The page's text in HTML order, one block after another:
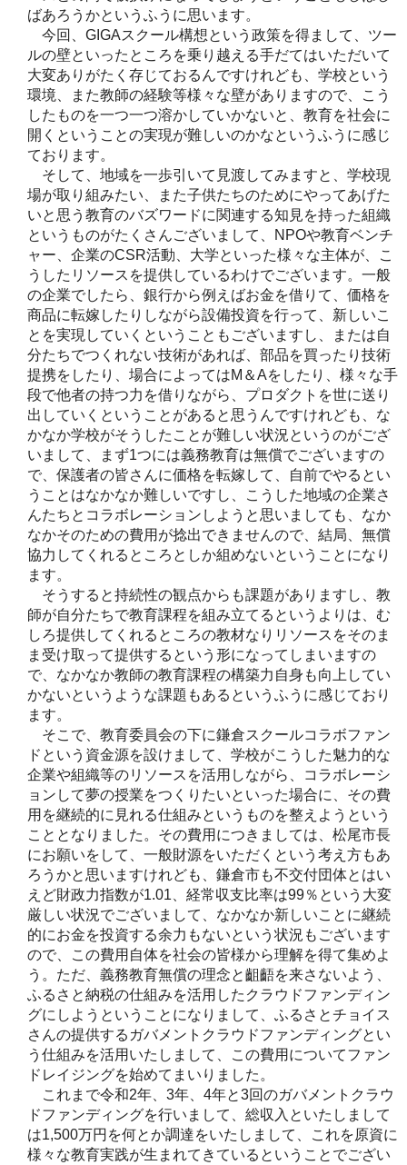
ばあろうかというふうに思います。
今回、GIGAスクール構想という政策を得まして、ツー
ルの壁といったところを乗り越える手だてはいただいて
大変ありがたく存じておるんですけれども、学校という
環境、また教師の経験等様々な壁がありますので、こう
したものを一つ一つ溶かしていかないと、教育を社会に
開くということの実現が難しいのかなというふうに感じ
ております。
そして、地域を一歩引いて見渡してみますと、学校現
場が取り組みたい、また子供たちのためにやってあげた
いと思う教育のバズワードに関連する知見を持った組織
というものがたくさんございまして、NPOや教育ベンチ
ャー、企業のCSR活動、大学といった様々な主体が、こ
うしたリソースを提供しているわけでございます。一般
の企業でしたら、銀行から例えばお金を借りて、価格を
商品に転嫁したりしながら設備投資を行って、新しいこ
とを実現していくということもございますし、または自
分たちでつくれない技術があれば、部品を買ったり技術
提携をしたり、場合によってはM＆Aをしたり、様々な手
段で他者の持つ力を借りながら、プロダクトを世に送り
出していくということがあると思うんですけれども、な
かなか学校がそうしたことが難しい状況というのがござ
いまして、まず1つには義務教育は無償でございますの
で、保護者の皆さんに価格を転嫁して、自前でやるとい
うことはなかなか難しいですし、こうした地域の企業さ
んたちとコラボレーションしようと思いましても、なか
なかそのための費用が捻出できませんので、結局、無償
協力してくれるところとしか組めないということになり
ます。
そうすると持続性の観点からも課題がありますし、教
師が自分たちで教育課程を組み立てるというよりは、む
しろ提供してくれるところの教材なりリソースをそのま
ま受け取って提供するという形になってしまいますの
で、なかなか教師の教育課程の構築力自身も向上してい
かないというような課題もあるというふうに感じており
ます。
そこで、教育委員会の下に鎌倉スクールコラボファン
ドという資金源を設けまして、学校がこうした魅力的な
企業や組織等のリソースを活用しながら、コラボレーシ
ョンして夢の授業をつくりたいといった場合に、その費
用を継続的に見れる仕組みというものを整えようという
こととなりました。その費用につきましては、松尾市長
にお願いをして、一般財源をいただくという考え方もあ
ろうかと思いますけれども、鎌倉市も不交付団体とはい
えど財政力指数が1.01、経常収支比率は99％という大変
厳しい状況でございまして、なかなか新しいことに継続
的にお金を投資する余力もないという状況もございます
ので、この費用自体を社会の皆様から理解を得て集めよ
う。ただ、義務教育無償の理念と齟齬を来さないよう、
ふるさと納税の仕組みを活用したクラウドファンディン
グにしようということになりまして、ふるさとチョイス
さんの提供するガバメントクラウドファンディングとい
う仕組みを活用いたしまして、この費用についてファン
ドレイジングを始めてまいりました。
これまで令和2年、3年、4年と3回のガバメントクラウ
ドファンディングを行いまして、総収入といたしまして
は1,500万円を何とか調達をいたしまして、これを原資に
様々な教育実践が生まれてきているということでござい